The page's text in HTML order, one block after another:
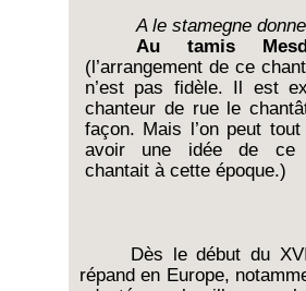
A le stamegne donne
Au tamis
(l’arrangement de ce
n’est pas fidèle. Il est
chanteur de rue le
façon. Mais l’on peut
avoir une idée de ce
chantait à cette époque.)
Dès le début du
répand en Europe,